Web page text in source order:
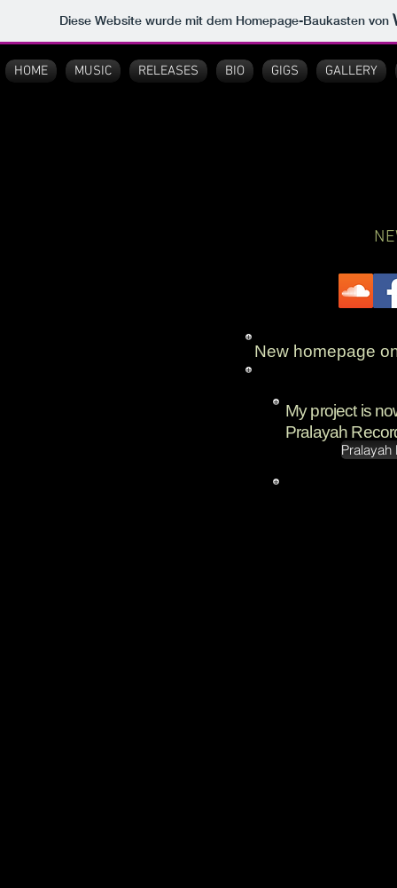
Diese Website wurde mit dem Homepage-Baukasten von
HOME MUSIC RELEASES BIO GIGS GALLERY
New homepage
My project is
Pralayah
Pralayah